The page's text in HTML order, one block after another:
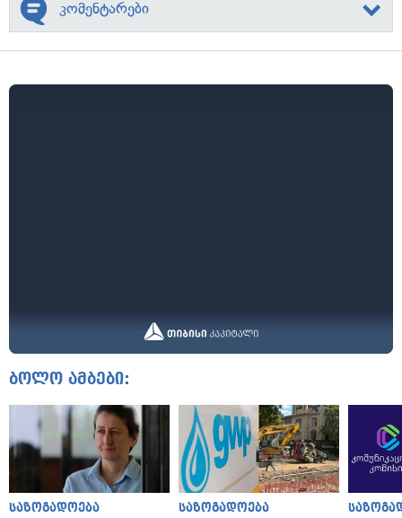
კომენტარები
ბოლო ამბები:
საზოგადოება საზოგადოება